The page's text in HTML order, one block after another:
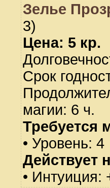
Зелье
3)
Цена: 5 кр.
Срок
магии: 6 ч.
Требуется
• Уровень: 4
Действует
• Интуиция: